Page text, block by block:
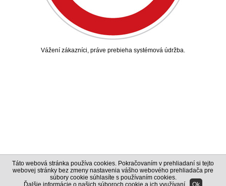
Vážení zákazníci, práve prebieha systémová údržba.
Táto webová stránka používa cookies. Pokračovaním v prehliadaní si tejto
webovej stránky bez zmeny nastavenia vášho webového prehliadača pre
súbory cookie súhlasíte s používaním cookies.
Ďalšie informácie o našich súboroch cookie a ich využívaní
Ok